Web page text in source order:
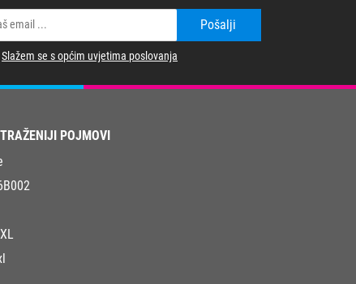
Pošalji
Slažem se s općim uvjetima poslovanja
POJMOVI